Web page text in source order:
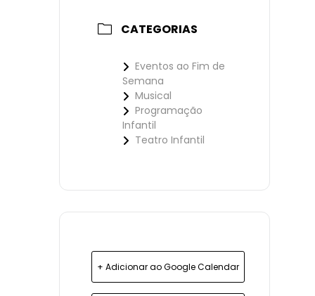
CATEGORIAS
Eventos ao Fim de
Semana
Musical
Programação
Infantil
Teatro Infantil
+ Adicionar ao Google Calendar